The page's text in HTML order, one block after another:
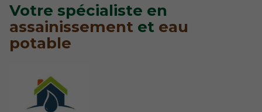
Votre spécialiste en
assainissement et eau
potable